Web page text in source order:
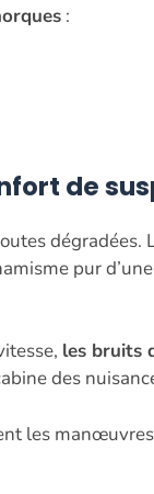
:
de
dégradées.
pur
les bruits
des
les